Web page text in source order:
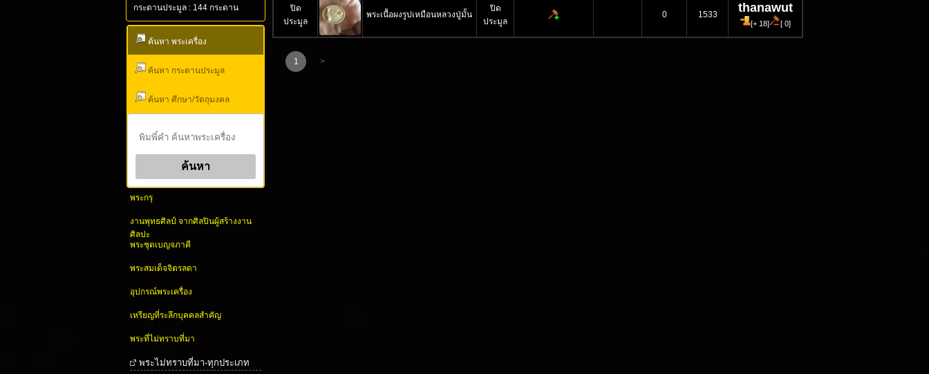
กระดานประมูล : 144 กระดาน
ค้นหา พระเครื่อง
ค้นหา กระดานประมูล
ค้นหา ศึกษา/วัตถุมงคล
พระกรุ
งานพุทธศิลป์ จากศิลปินผู้สร้างงาน
ศิลปะ
พระชุดเบญจภาคี
พระสมเด็จจิตรลดา
อุปกรณ์พระเครื่อง
เหรียญที่ระลึกบุคคลสำคัญ
พระที่ไม่ทราบที่มา
พระไม่ทราบที่มา-ทุกประเภท
ปิด
ประมูล
พระเนื้อผงรูปเหมือนหลวงปู่มั้น
ปิด
ประมูล
0 1533 thanawut
[+ 18] [ 0]
1 >